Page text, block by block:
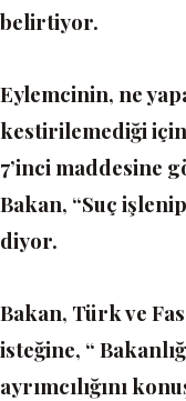
belirtiyor.
Eylemcinin, ne
kestirilemediği
7’inci maddesine
Bakan, “Suç
diyor.
Bakan, Türk ve
isteğine, “
ayrımcılığını